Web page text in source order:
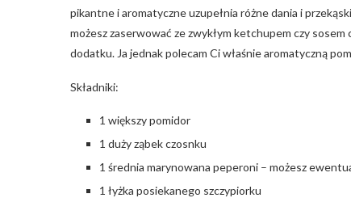
pikantne i aromatyczne uzupełnia różne dania i
możesz zaserwować ze zwykłym ketchupem czy
dodatku. Ja jednak polecam Ci właśnie aromatyczną
Składniki:
1 większy pomidor
1 duży ząbek czosnku
1 średnia marynowana peperoni – możesz
1 łyżka posiekanego szczypiorku